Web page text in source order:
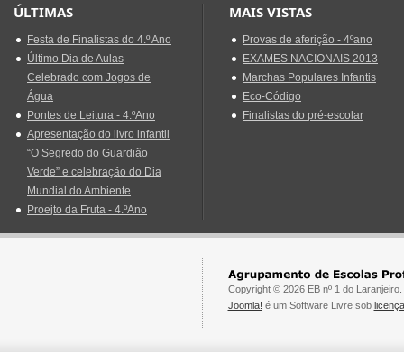
ÚLTIMAS
Festa de Finalistas do 4.º Ano
Último Dia de Aulas
Celebrado com Jogos de
Água
Pontes de Leitura - 4.ºAno
Apresentação do livro infantil
“O Segredo do Guardião
Verde” e celebração do Dia
Mundial do Ambiente
Proejto da Fruta - 4.ºAno
MAIS VISTAS
Provas de aferição - 4ºano
EXAMES NACIONAIS 2013
Marchas Populares Infantis
Eco-Código
Finalistas do pré-escolar
Copyright © 2026 EB nº 1 do
Joomla! é um Software Livre sob